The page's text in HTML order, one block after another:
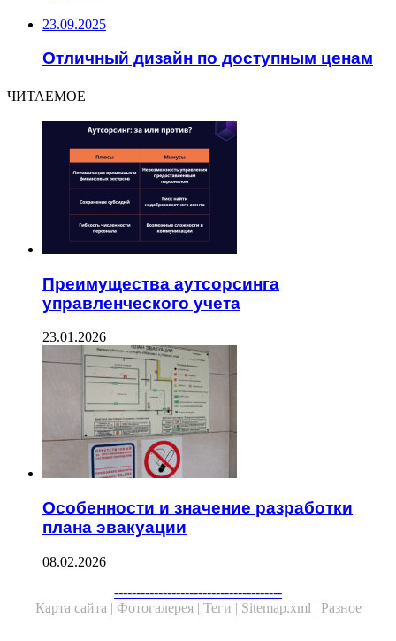
23.09.2025
Отличный дизайн по доступным ценам
ЧИТАЕМОЕ
Преимущества аутсорсинга
управленческого учета
23.01.2026
Особенности и значение разработки
плана эвакуации
08.02.2026
--------------------------------------
Карта сайта | Фотогалерея | Теги | Sitemap.xml | Разное